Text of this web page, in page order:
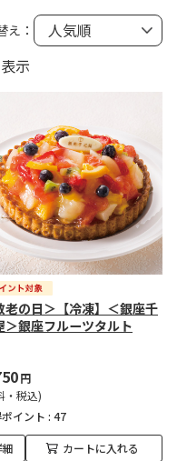
え：
示
老の日＞【冷凍】＜銀座千
＞銀座フルーツタルト
円
・税込)
イント : 47
カートに入れる